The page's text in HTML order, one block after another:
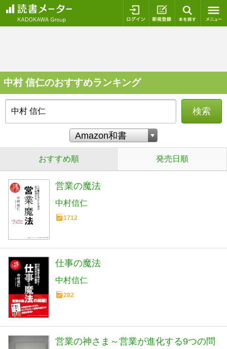
ログイン 新規登録
中村 信仁のおすすめランキング
検索
おすすめ順 発売日順
営業の魔法
中村信仁
1712
仕事の魔法
中村信仁
282
営業の神さま～営業が進化する9つの問